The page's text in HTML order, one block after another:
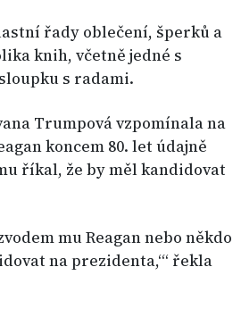
řady oblečení, šperků a
knih, včetně jedné s
s radami.
Trumpová vzpomínala na
koncem 80. let údajně
říkal, že by měl kandidovat
mu Reagan nebo někdo
na prezidenta,‘“ řekla